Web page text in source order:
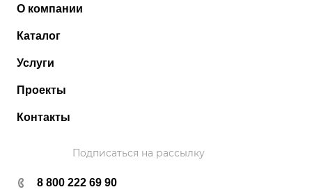
О компании
Каталог
Услуги
Проекты
Контакты
Подписаться на рассылку
8 800 222 69 90